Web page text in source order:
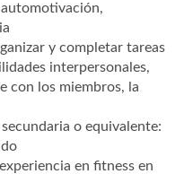
automotivación,
y completar tareas
interpersonales,
con los miembros, la
o equivalente:
en fitness en